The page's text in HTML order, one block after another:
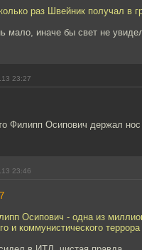
раз Швейник получал в
мало, иначе бы свет не
23:27
Филипп Осипович держал
23:46
Осипович - одна из
и коммунистического